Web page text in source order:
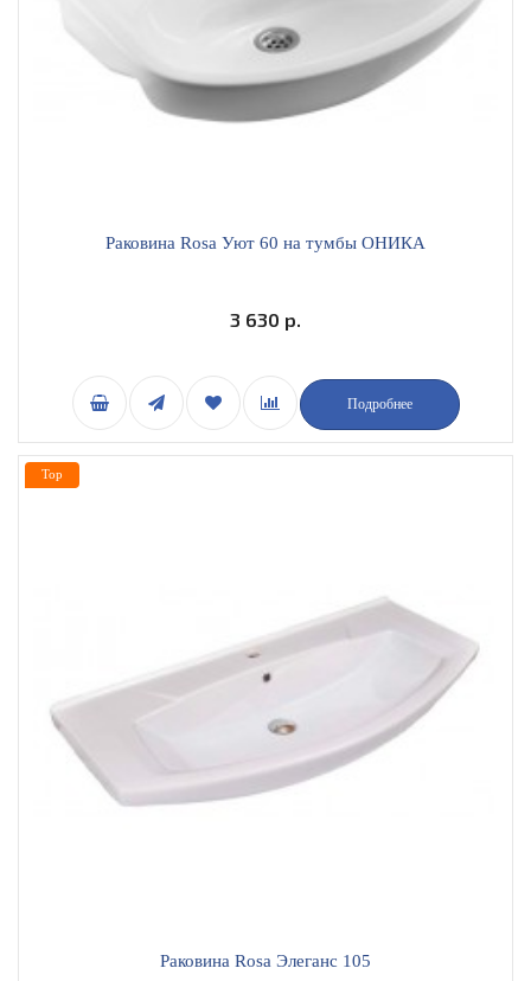
Раковина Rosa Уют 60 на тумбы ОНИКА
3 630 р.
Подробнее
Раковина Rosa Элеганс 105
Top